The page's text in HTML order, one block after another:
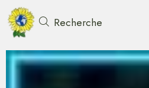
Recherche